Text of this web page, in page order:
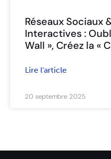
Réseaux Sociaux
Interactives :
Wall », Créez la «
Lire l'article
20 septembre 2025